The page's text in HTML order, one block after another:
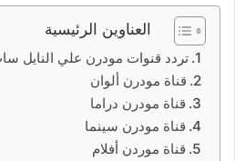
العناوين الرئيسية
تردد قنوات مودرن علي النايل سات
قناة مودرن ألوان
قناة مودرن دراما
قناة مودرن سينما
قناة موردن أفلام